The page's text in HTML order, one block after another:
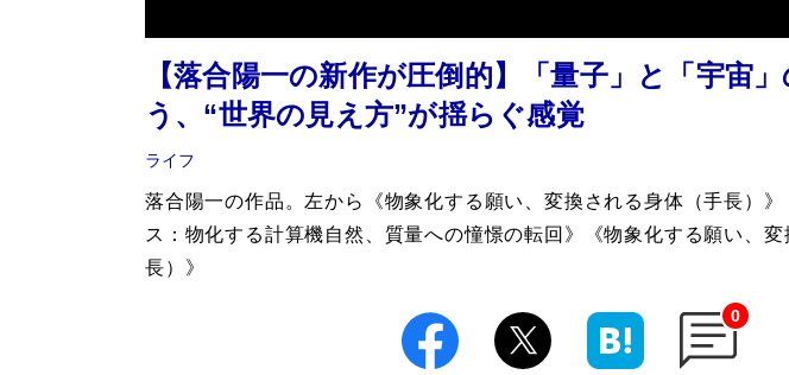
【落合陽一の新作が圧倒的】「量子」と「宇宙
う、“世界の見え方”が揺らぐ感覚
ライフ
落合陽一の作品。左から《物象化する願い、変換される身体（手長）
ス：物化する計算機自然、質量への憧憬の転回》《物象化する願い、変
長）》
0